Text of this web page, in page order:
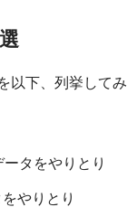
以下、列挙してみ
タをやりとり
やりとり